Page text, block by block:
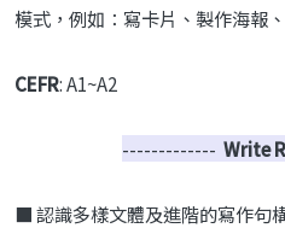
模式，例如：寫卡片、製作海報
CEFR: A1~A2
------------- Write
■認識多樣文體及進階的寫作句